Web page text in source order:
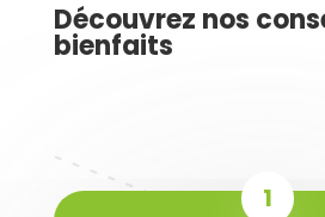
Découvrez nos
bienfaits
1